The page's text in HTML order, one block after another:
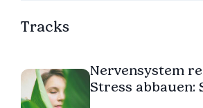
Tracks
Nervensystem
Stress abbauen: